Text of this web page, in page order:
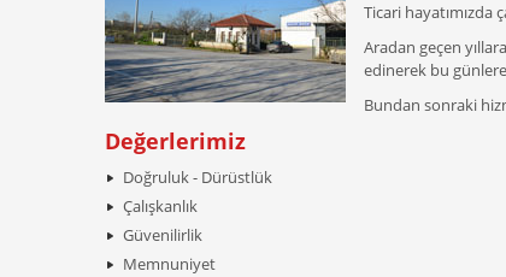
Ticari hayatımızda
Aradan geçen
edinerek bu
Bundan sonraki
Değerlerimiz
Doğruluk - Dürüstlük
Çalışkanlık
Güvenilirlik
Memnuniyet